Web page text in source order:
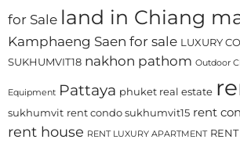
for Sale land in Chiang
Kamphaeng Saen for sale LUXURY
SUKHUMVIT18 nakhon pathom Outdoor
Equipment Pattaya phuket real estate
sukhumvit rent condo sukhumvit15 rent
rent house RENT LUXURY APARTMENT